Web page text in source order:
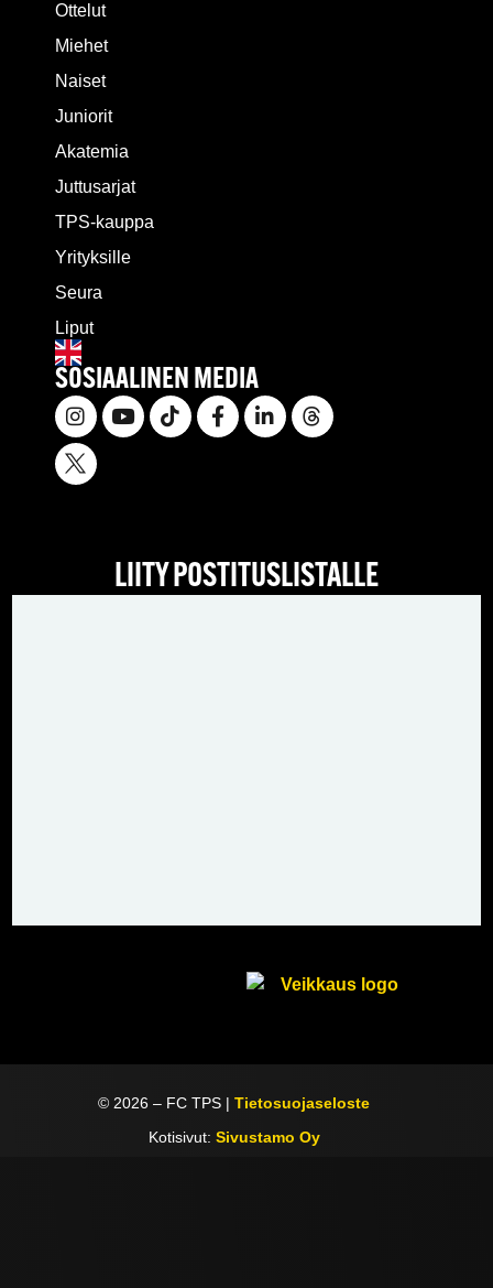
Ottelut
Miehet
Naiset
Juniorit
Akatemia
Juttusarjat
TPS-kauppa
Yrityksille
Seura
Liput
SOSIAALINEN MEDIA
LIITY POSTITUSLISTALLE
©2026 – FC TPS |Tietosuojaseloste
Kotisivut: Sivustamo Oy